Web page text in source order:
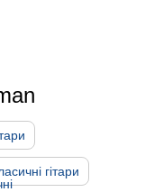
гітари